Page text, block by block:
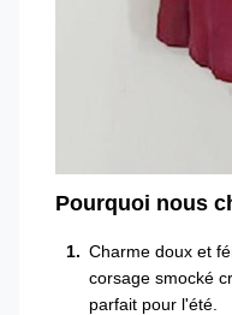
Pourquoi nous
Charme doux et
corsage smocké
parfait pour l'été.